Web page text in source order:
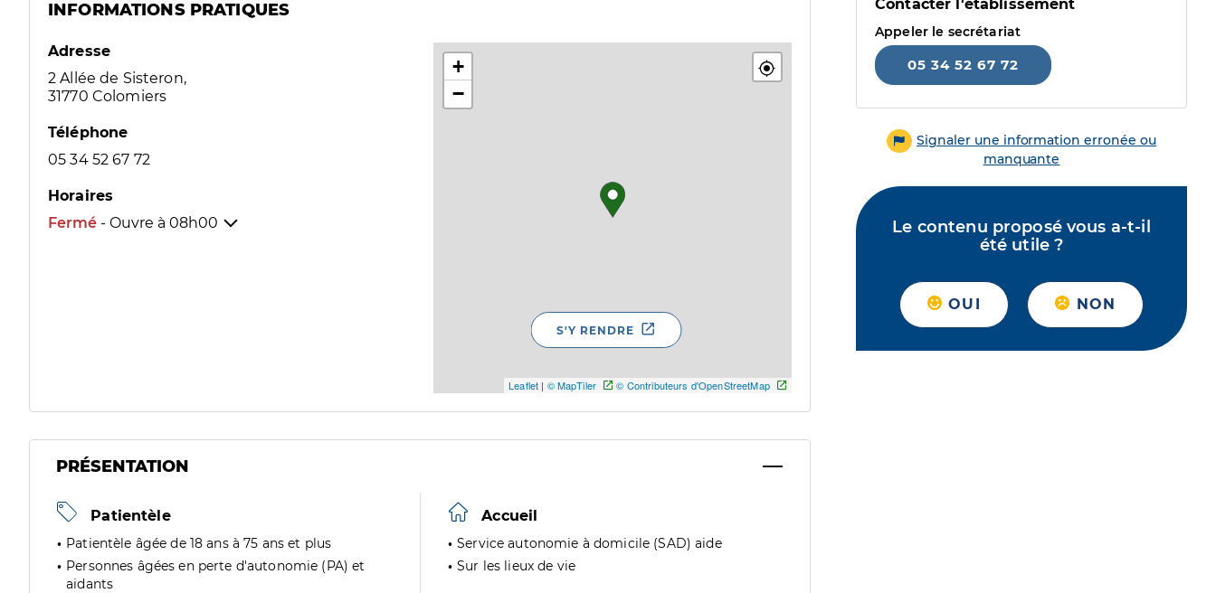
INFORMATIONS PRATIQUES
Adresse
2 Allée de Sisteron,
31770 Colomiers
Téléphone
05 34 52 67 72
Horaires
Fermé - Ouvre à 08h00
+
−
Leaflet | © MapTiler © Contributeurs d'OpenStreetMap
S'Y RENDRE
PRÉSENTATION
Patientèle
Patientèle âgée de 18 ans à 75 ans et plus
Personnes âgées en perte d'autonomie (PA) et
aidants
Accueil
Service autonomie à domicile (SAD) aide
Sur les lieux de vie
Contacter l'établissement
Appeler le secrétariat
05 34 52 67 72
Signaler une information erronée ou
manquante
Le contenu proposé vous a-t-il
été utile ?
OUI NON